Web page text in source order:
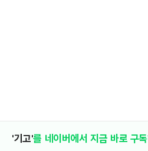
'기고'를 네이버에서 지금 바로 구